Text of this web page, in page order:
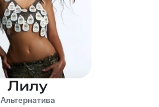
Лилу
Альтернатива